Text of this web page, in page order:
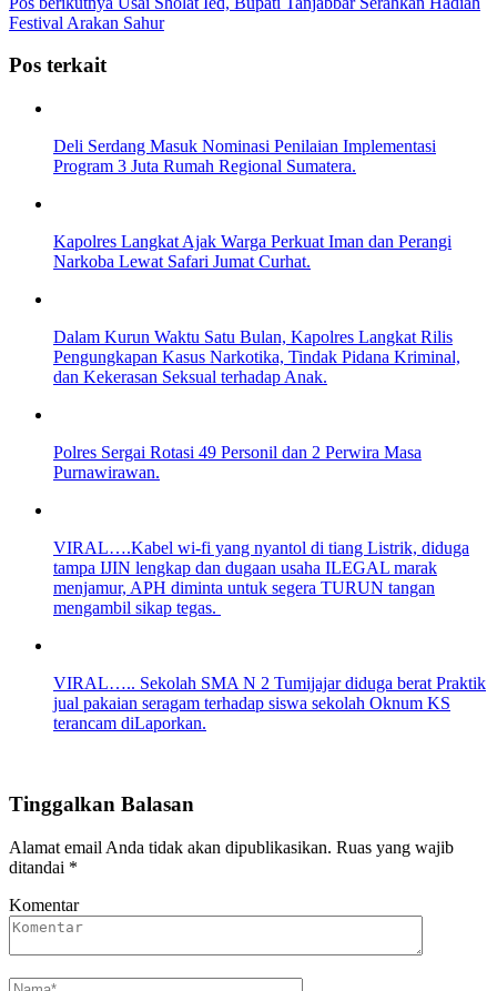
Festival Arakan Sahur
Pos terkait
Deli Serdang Masuk Nominasi Penilaian Implementasi
Program 3 Juta Rumah Regional Sumatera.
Kapolres Langkat Ajak Warga Perkuat Iman dan Perangi
Narkoba Lewat Safari Jumat Curhat.
Dalam Kurun Waktu Satu Bulan, Kapolres Langkat Rilis
Pengungkapan Kasus Narkotika, Tindak Pidana Kriminal,
dan Kekerasan Seksual terhadap Anak.
Polres Sergai Rotasi 49 Personil dan 2 Perwira Masa
Purnawirawan.
VIRAL….Kabel wi-fi yang nyantol di tiang Listrik, diduga
tampa IJIN lengkap dan dugaan usaha ILEGAL marak
menjamur, APH diminta untuk segera TURUN tangan
mengambil sikap tegas.
VIRAL….. Sekolah SMA N 2 Tumijajar diduga berat Praktik
jual pakaian seragam terhadap siswa sekolah Oknum KS
terancam diLaporkan.
Tinggalkan Balasan
Alamat email Anda tidak akan dipublikasikan. Ruas yang wajib
ditandai *
Komentar